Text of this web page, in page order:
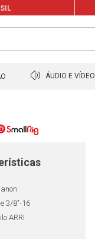
ÁUDIO E VÍDEO
3/8"-16
ARRI